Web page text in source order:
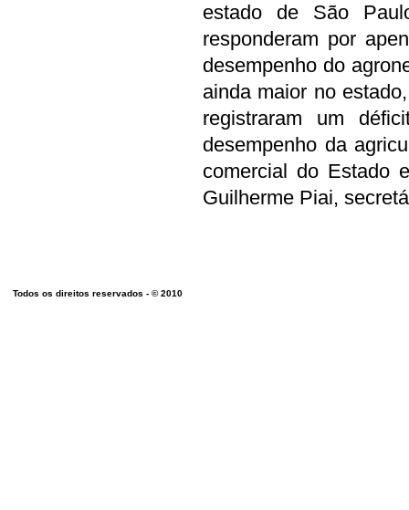
estado de São
responderam por
desempenho do
ainda maior no
registraram um
desempenho da
comercial do Estado
Guilherme Piai,
Todos os direitos reservados - © 2010